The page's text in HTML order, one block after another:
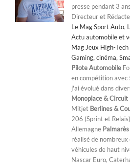
presse pendant 3
Directeur et
Le Mag Sport Auto,
Actu automobile et
Mag Jeux High-
Gaming, cinéma,
Pilote Automobile
en compétition avec
j'ai évolué dans
Monoplace & Circuit
Mitjet Berlines &
206 (Sprint et
Allemagne Palmarès
réalisé de nombreux
véhicules de haut
Nascar Euro,